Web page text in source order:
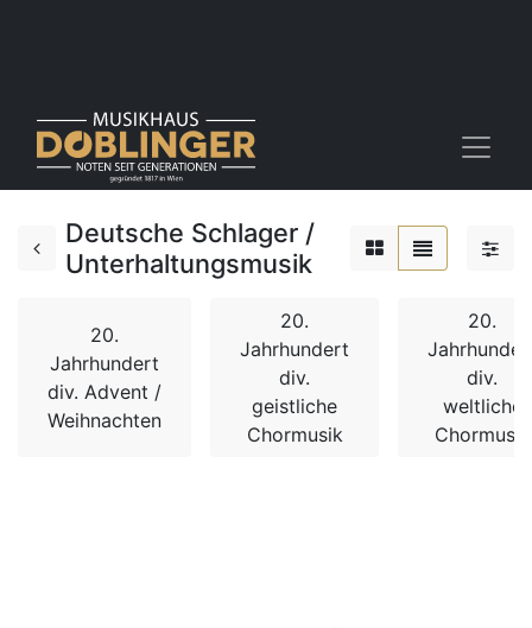
Deutsche Schlager /
Unterhaltungsmusik
20.
Jahrhundert
div. Advent /
Weihnachten
20.
Jahrhundert
div.
geistliche
Chormusik
20.
div.
weltliche
Chormusik